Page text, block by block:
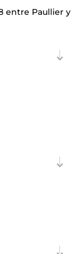
entre Paullier y